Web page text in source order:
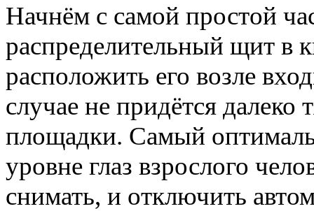
Начнём с самой простой
распределительный щит в
расположить его возле
случае не придётся
площадки. Самый
уровне глаз взрослого
снимать, и отключить